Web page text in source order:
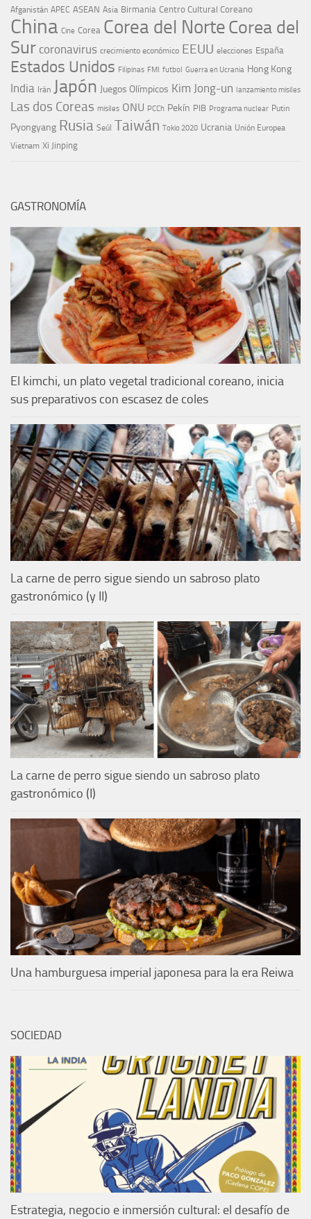
Afganistán APEC ASEAN Asia Birmania Centro Cultural Coreano
China Cine Corea Corea del NorteCorea del
Sur coronavirus crecimiento económico EEUU elecciones España
Estados Unidos Filipinas FMI futbol Guerra en Ucrania Hong Kong
India Irán Japón Juegos Olímpicos Kim Jong-un lanzamiento misiles
Las dos Coreas misiles ONU PCCh Pekín PIB Programa nuclear Putin
Pyongyang Rusia Seúl Taiwán Tokio 2020 Ucrania Unión Europea
Vietnam Xi Jinping
GASTRONOMÍA
El kimchi, un plato vegetal tradicional coreano, inicia
sus preparativos con escasez de coles
La carne de perro sigue siendo un sabroso plato
gastronómico (y II)
La carne de perro sigue siendo un sabroso plato
gastronómico (I)
Una hamburguesa imperial japonesa para la era Reiwa
SOCIEDAD
Estrategia, negocio e inmersión cultural: el desafío de